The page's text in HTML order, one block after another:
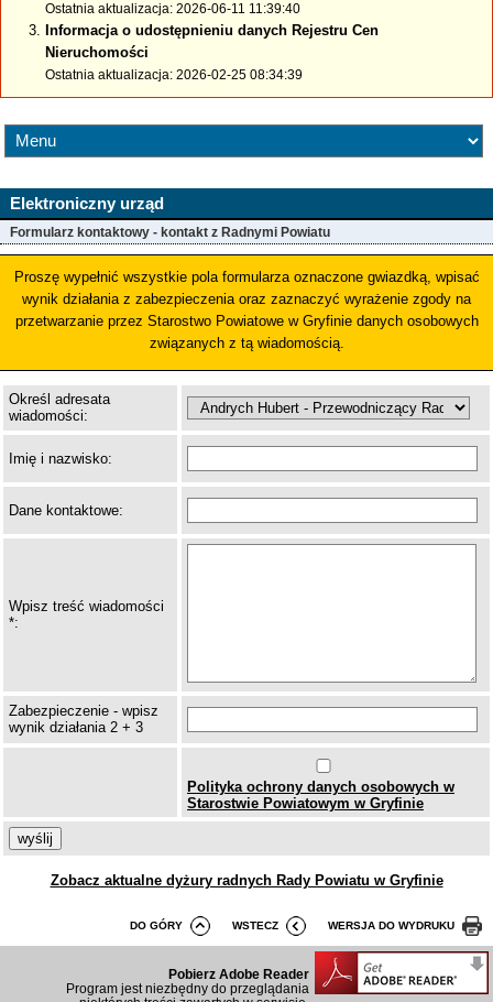
Ostatnia aktualizacja: 2026-06-11 11:39:40
Informacja o udostępnieniu danych Rejestru Cen
Nieruchomości
Ostatnia aktualizacja: 2026-02-25 08:34:39
Elektroniczny urząd
Formularz kontaktowy - kontakt z Radnymi Powiatu
Proszę wypełnić wszystkie pola formularza oznaczone gwiazdką, wpisać
wynik działania z zabezpieczenia oraz zaznaczyć wyrażenie zgody na
przetwarzanie przez Starostwo Powiatowe w Gryfinie danych osobowych
związanych z tą wiadomością.
Określ adresata
wiadomości:
Imię i nazwisko:
Dane kontaktowe:
Wpisz treść wiadomości
*:
Zabezpieczenie - wpisz
wynik działania 2 + 3
Polityka ochrony danych osobowych w
Starostwie Powiatowym w Gryfinie
wyślij
Zobacz aktualne dyżury radnych Rady Powiatu w Gryfinie
DO GÓRY WSTECZ WERSJA DO WYDRUKU
Pobierz Adobe Reader
Program jest niezbędny do przeglądania